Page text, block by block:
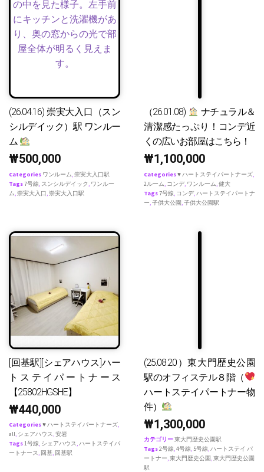
(26.04.16) 崇実大入口（スン
シルデイック）駅 ワンルー
ム
₩500,000
Categories ワンルーム,崇実大入口駅
Tags7号線, スンシルデイック , ワンルー
ム,崇実大入口,崇実大入口駅
（26.01.08)
ナチュラル＆
清潔感たっぷり！コンデ近
くの広いお部屋はこちら！
₩1,100,000
Categories♥ ハートステイパートナーズ,
2ルーム, コンデ, ワンルーム,健大
Tags7号線, コンデ,ハートステイパートナ
ー,子供大公園,子供大公園駅
[回基駅][シェアハウス]ハー
トステイパートナース
【25802HGSHE】
₩440,000
Categories♥ ハートステイパートナーズ,
all, シェアハウス,安岩
Tags1号線, シェアハウス,ハートステイパ
ートナース, 回基, 回基駅
(25.08.20）東大門歴史公園
駅のオフィステル８階（
ハートステイパートナー物
件）
₩1,300,000
カテゴリー東大門歴史公園駅
Tags2号線,4号線, 5号線,ハートステイ パ
ートナー,東大門歴史公園,東大門歴史公園
駅